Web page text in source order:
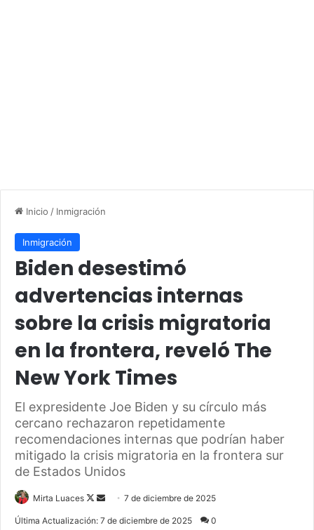
Inicio / Inmigración
Inmigración
Biden desestimó
advertencias internas
sobre la crisis migratoria
en la frontera, reveló The
New York Times
El expresidente Joe Biden y su círculo más
cercano rechazaron repetidamente
recomendaciones internas que podrían haber
mitigado la crisis migratoria en la frontera sur
de Estados Unidos
Mirta Luaces
F
7 de diciembre de 2025
Última Actualización: 7 de diciembre de 2025 0